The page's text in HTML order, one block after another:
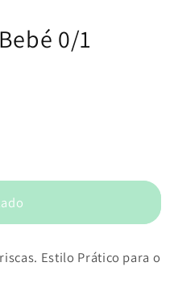
0/1
Estilo Prático para o